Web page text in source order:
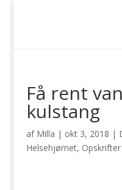
Få rent
kulstang
af Milla | okt 3, 2018 |
Helsehjørnet, Opskrifter